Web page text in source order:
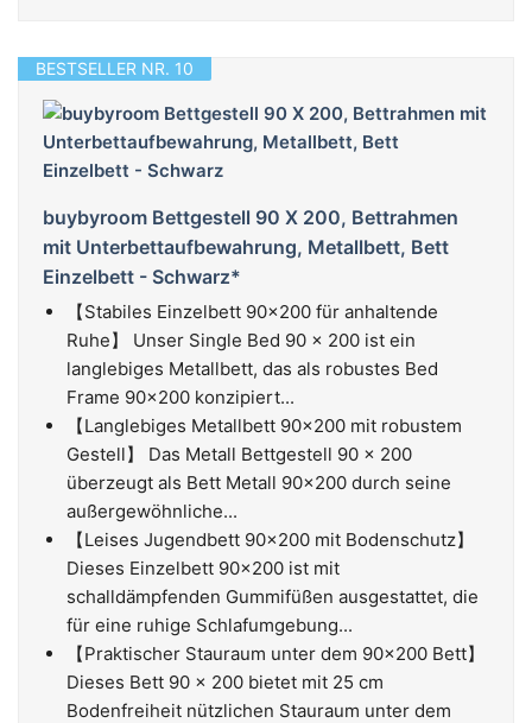
BESTSELLER NR. 10
buybyroom Bettgestell 90 X 200, Bettrahmen
mit Unterbettaufbewahrung, Metallbett, Bett
Einzelbett - Schwarz*
【Stabiles Einzelbett 90x200 für anhaltende
Ruhe】 Unser Single Bed 90 x 200 ist ein
langlebiges Metallbett, das als robustes Bed
Frame 90x200 konzipiert...
【Langlebiges Metallbett 90x200 mit robustem
Gestell】 Das Metall Bettgestell 90 x 200
überzeugt als Bett Metall 90x200 durch seine
außergewöhnliche...
【Leises Jugendbett 90x200 mit Bodenschutz】
Dieses Einzelbett 90x200 ist mit
schalldämpfenden Gummifüßen ausgestattet, die
für eine ruhige Schlafumgebung...
【Praktischer Stauraum unter dem 90x200 Bett】
Dieses Bett 90 x 200 bietet mit 25 cm
Bodenfreiheit nützlichen Stauraum unter dem